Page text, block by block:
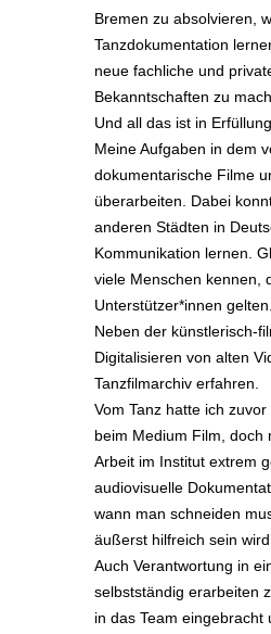
Bremen zu absolvieren,
Tanzdokumentation
neue fachliche und
Bekanntschaften zu
Und all das ist in
Meine Aufgaben in dem
dokumentarische Filme
überarbeiten. Dabei
anderen Städten in
Kommunikation lernen.
viele Menschen kennen,
Unterstützer*innen gelten.
Neben der künstlerisch-
Digitalisieren von alten
Tanzfilmarchiv erfahren.
Vom Tanz hatte ich
beim Medium Film, doch
Arbeit im Institut extrem
audiovisuelle
wann man schneiden
äußerst hilfreich sein
Auch Verantwortung in
selbstständig erarbeiten
in das Team eingebracht